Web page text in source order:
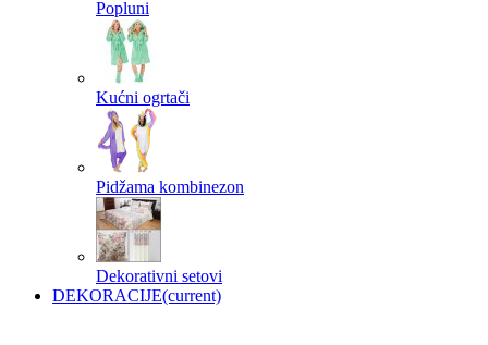
Popluni
Kućni ogrtači
Pidžama kombinezon
Dekorativni setovi
DEKORACIJE(current)